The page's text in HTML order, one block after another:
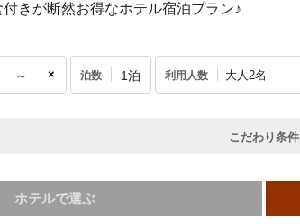
きが断然お得なホテル宿泊プラン♪
× 泊数 利用人数 大人2名
こだわり条件
ホテルで選ぶ